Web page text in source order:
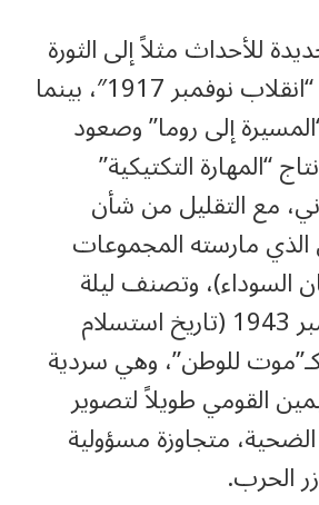
للأحداث مثلاً إلى الثورة
الروسية بوصفها “انقلاب نوفمبر 1917″، بينما
إلى روما” وصعود
“المهارة التكتيكية”
مع التقليل من شأن
مارسته المجموعات
السوداء)، وتصنف ليلة
الثامن من سبتمبر 1943 (تاريخ استسلام
كـ”موت للوطن”، وهي سردية
القومي طويلاً لتصوير
متجاوزة مسؤولية
الحرب.